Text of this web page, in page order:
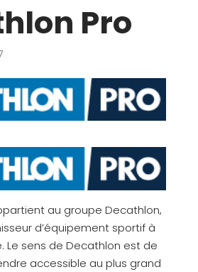
Pro
au groupe Decathlon,
d’équipement sportif à
Le sens de Decathlon est de
accessible au plus grand